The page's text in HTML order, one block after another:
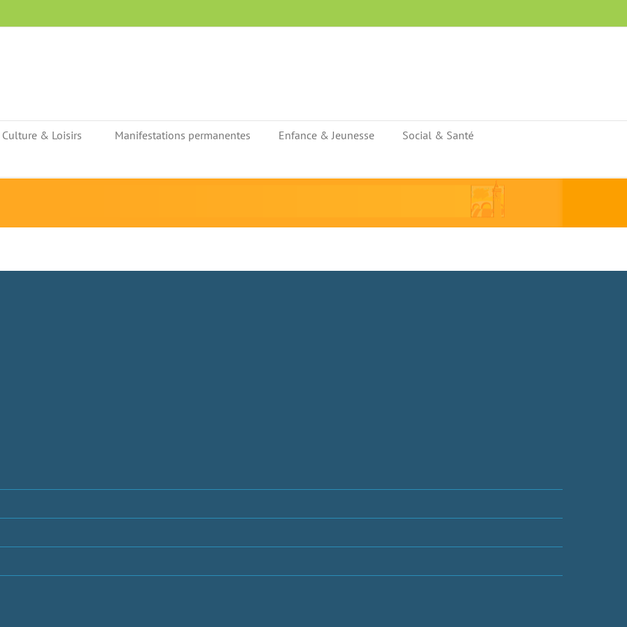
Culture & Loisirs Manifestations permanentes Enfance & Jeunesse
Social & Santé